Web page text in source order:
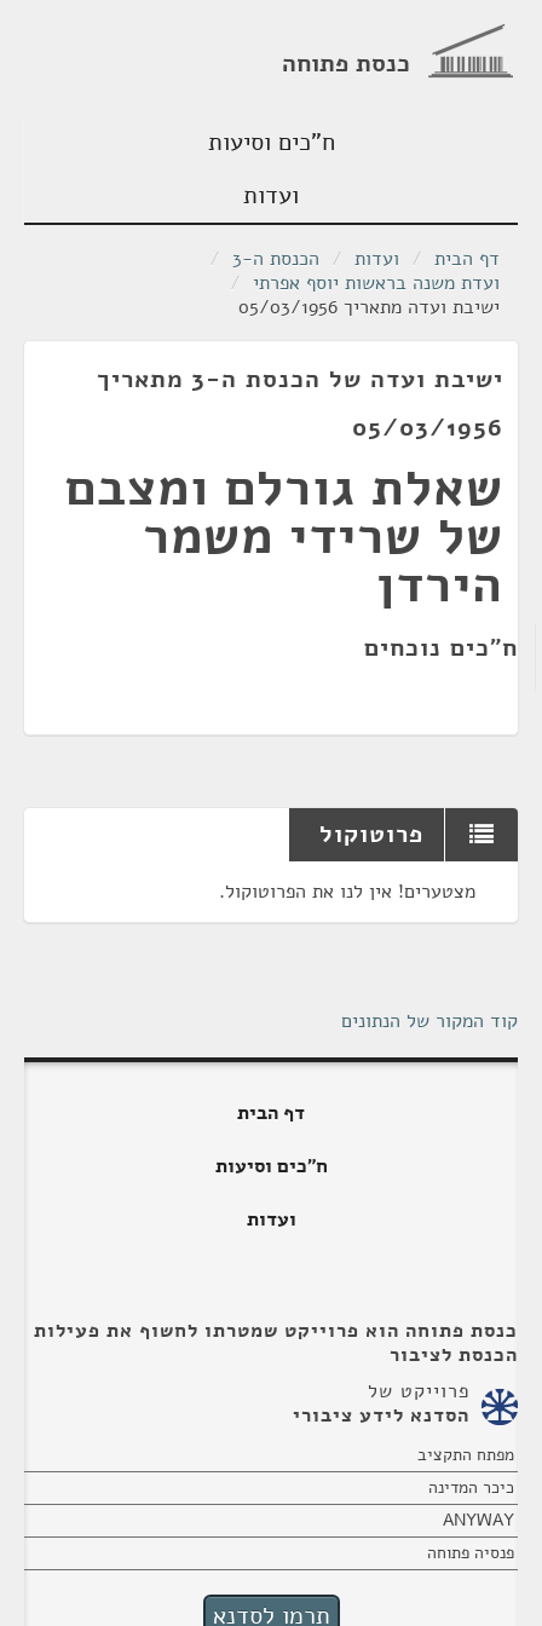
כנסת פתוחה
ח"כים וסיעות
ועדות
דף הבית / ועדות / הכנסת ה-3
/
ועדת משנה בראשות יוסף אפרתי /
ישיבת ועדה מתאריך 05/03/1956
ישיבת ועדה של הכנסת ה-3 מתאריך
05/03/1956
שאלת גורלם ומצבם
של שרידי משמר
הירדן
ח"כים נוכחים
פרוטוקול
מצטערים! אין לנו את הפרוטוקול.
קוד המקור של הנתונים
דף הבית
ח"כים וסיעות
ועדות
כנסת פתוחה הוא פרוייקט שמטרתו לחשוף את פעילות
הכנסת לציבור
פרוייקט של
הסדנא לידע ציבורי
מפתח התקציב
כיכר המדינה
ANYWAY
פנסיה פתוחה